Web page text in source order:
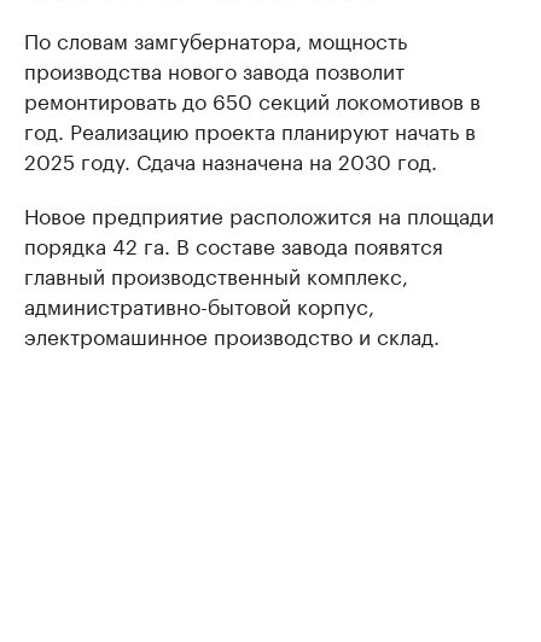
По словам замгубернатора, мощность
производства нового завода позволит
ремонтировать до 650 секций локомотивов в
год. Реализацию проекта планируют начать в
2025 году. Сдача назначена на 2030 год.
Новое предприятие расположится на площади
порядка 42 га. В составе завода появятся
главный производственный комплекс,
административно-бытовой корпус,
электромашинное производство и склад.